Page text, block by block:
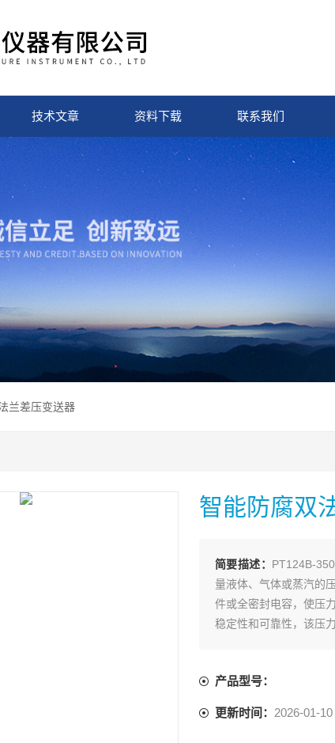
技术文章 资料下载 联系我们
兰差压变送器
智能防腐双
简要描述： PT124B-
量液体、气体或蒸汽的
件或全密封电容，使压
稳定性和可靠性，该压
产品型号：
更新时间： 2026-01-10